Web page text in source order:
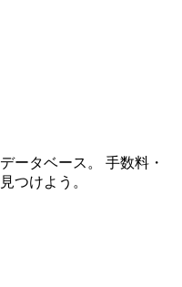
ータベース。 手数料・
つけよう。